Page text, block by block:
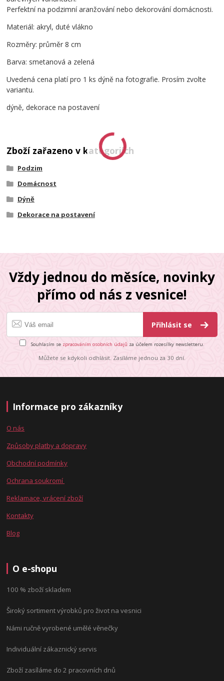
Perfektní na podzimní aranžování nebo dekorování domácnosti.
Materiál: akryl, duté vlákno
Rozměry: průměr 8 cm
Barva: smetanová a zelená
Uvedená cena platí pro 1 ks dýně na fotografie. Prosím zvolte
variantu.
dýně, dekorace na postavení
Zboží zařazeno v kategoriích
Podzim
Domácnost
Dýně
Dekorace na postavení
Vždy jednou do měsíce, novinky
přímo od nás z vesnice!
Přihlásit se
Souhlasím se zpracováním osobních údajů za účelem rozesílky newsletteru.
Můžete se kdykoli odhlásit. Zasíláme jednou za 30 dní.
Informace pro zákazníky
O nás
Způsoby platby a dopravy
Obchodní podmínky
Ochrana soukromí
Reklamace, vrácení zboží
Kontakty
Blog
O e-shopu
100 % zboží skladem
Široký sortiment výrobků pro život na vesnici
Námi ručně vyrobené umělé věnečky
Individuální zákaznický servis
Zboží zasíláme do 2 pracovních dnů